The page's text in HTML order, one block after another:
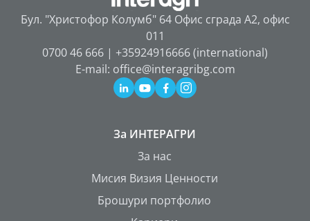
Бул. "Христофор Колумб" 64 Офис сграда А2, офис
011
0700 46 666 | +35924916666 (international)
E-mail: office@interagribg.com
За ИНТЕРАГРИ
За нас
Мисия Визия Ценности
Брошури портфолио